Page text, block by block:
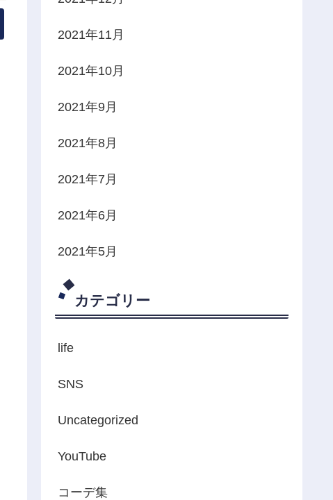
2021年11月
2021年10月
2021年9月
2021年8月
2021年7月
2021年6月
2021年5月
カテゴリー
life
SNS
Uncategorized
YouTube
コーデ集